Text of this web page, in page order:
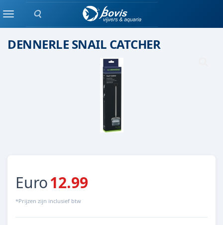
Zoeken
MenuKWEKEN
DENNERLE SNAIL CATCHER
Euro12.99
*Prijzen zijn inclusief btw